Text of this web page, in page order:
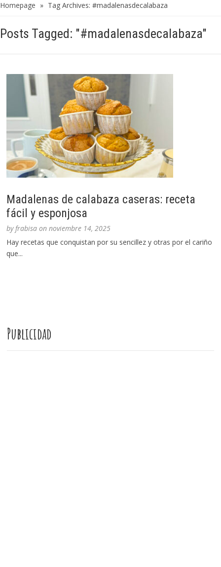
Homepage » Tag Archives: #madalenasdecalabaza
Posts Tagged: "#madalenasdecalabaza"
Madalenas de calabaza caseras: receta
fácil y esponjosa
byfrabisa onnoviembre 14, 2025
Hay recetas que conquistan por su sencillez y otras por el cariño
que...
Publicidad